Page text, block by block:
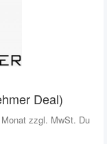
Deal)
zzgl. MwSt. Du